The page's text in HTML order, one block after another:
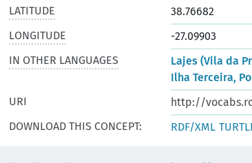
LATITUDE
38.76682
LONGITUDE
-27.09903
IN OTHER LANGUAGES
Lajes (Vila da
Ilha Terceira,
URI
http://
DOWNLOAD THIS CONCEPT:
RDF/XML